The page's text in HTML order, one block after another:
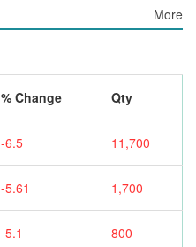
More
% Change Qty
-6.5 11,700
-5.61 1,700
-5.1 800